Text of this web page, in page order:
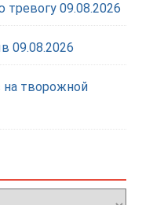
тревогу 09.08.2026
09.08.2026
на творожной